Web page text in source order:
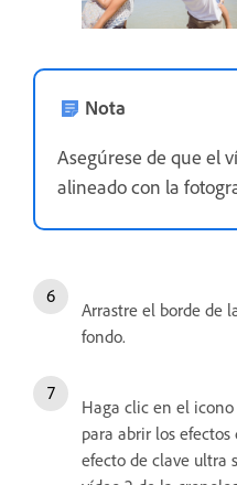
Nota
Asegúrese de que el
alineado con la
Arrastre el borde de
fondo.
Haga clic en el
para abrir los
efecto de clave ultra